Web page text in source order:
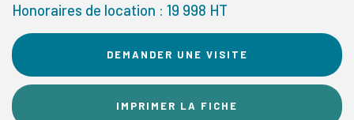
Honoraires de location : 19 998 HT
DEMANDER UNE VISITE
IMPRIMER LA FICHE